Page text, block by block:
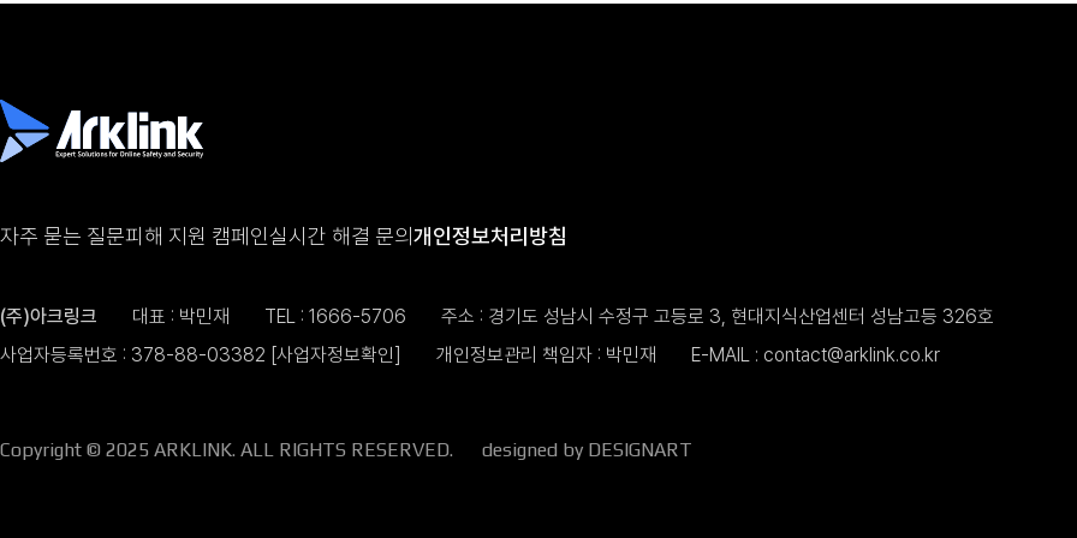
자주 묻는 질문피해 지원 캠페인실시간 해결 문의개인정보처리방침
(주)아크링크 대표 : 박민재 TEL : 1666-5706
주소 : 경기도 성남시 수정구 고등로 3, 현대지식산업센터 성남고등 326호
사업자등록번호 : 378-88-03382 [사업자정보확인] 개인정보관리 책임자 : 박민재 E-MAIL : contact@arklink.co.kr
Copyright © 2025 ARKLINK. ALL RIGHTS RESERVED. designed by DESIGNART